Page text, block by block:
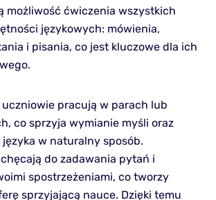
możliwość ćwiczenia wszystkich
językowych: mówienia,
i pisania, co jest kluczowe dla ich
uczniowie pracują w parach lub
co sprzyja wymianie myśli oraz
w naturalny sposób.
do zadawania pytań i
spostrzeżeniami, co tworzy
sprzyjającą nauce. Dzięki temu